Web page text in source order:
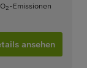
2-Emissionen
ansehen